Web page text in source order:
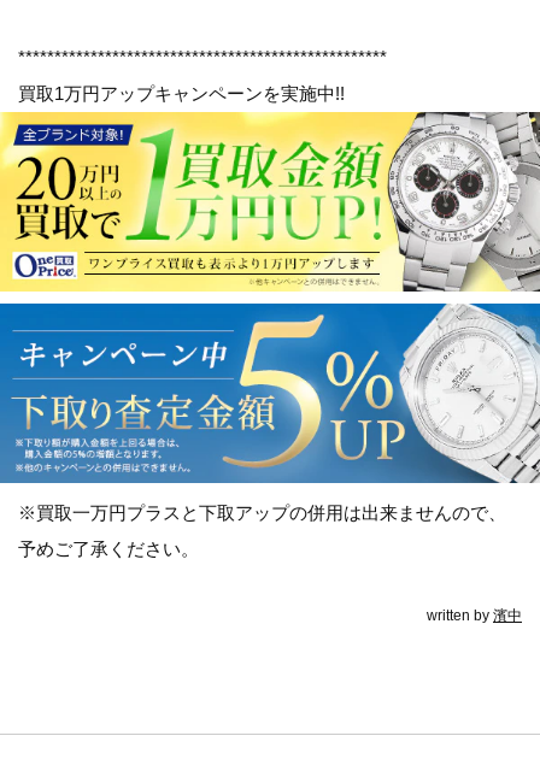
***************************************************
買取1万円アップキャンペーンを実施中!!
※買取一万円プラスと下取アップの併用は出来ませんので、
予めご了承ください。
written by 濱中